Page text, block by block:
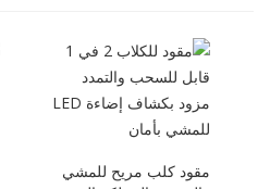
مقود كلب مريح للمشي